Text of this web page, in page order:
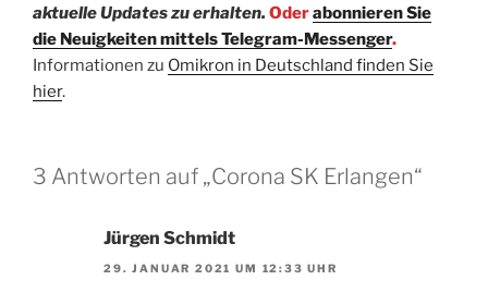
aktuelle Updates zu erhalten. Oderabonnieren Sie
die Neuigkeiten mittels Telegram-Messenger.
Informationen zu Omikron in Deutschland finden Sie
hier.
3 Antworten auf „Corona SK Erlangen“
Jürgen Schmidt
29. JANUAR 2021 UM 12:33 UHR